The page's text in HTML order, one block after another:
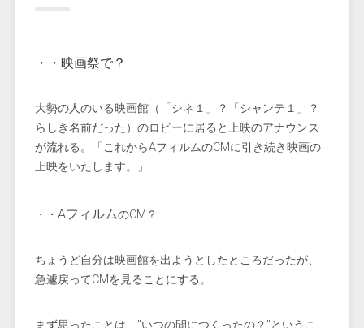
・・映画祭で？
大勢の人のいる映画館（「シネ１」？「シャンテ１」？
らしき名前だった）のロビーに居ると上映のアナウンス
が流れる。「これからAフィルムのCMに引き続き映画の
上映をいたします。」
・・ AフィルムのCM？
ちょうど自分は映画館を出ようとしたところだったが、
急遽戻ってCMを見ることにする。
まず思ったことは、”いつの間につくったの？”というこ